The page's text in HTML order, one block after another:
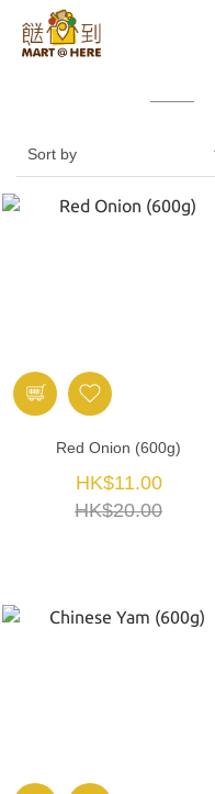
Sort by
Red Onion (600g)
HK$11.00
HK$20.00